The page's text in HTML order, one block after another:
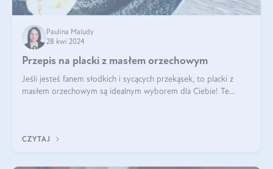
Paulina Maludy
28 kwi 2024
Przepis na placki z masłem orzechowym
Jeśli jesteś fanem słodkich i sycących przekąsek, to placki z
masłem orzechowym są idealnym wyborem dla Ciebie! Te
CZYTAJ